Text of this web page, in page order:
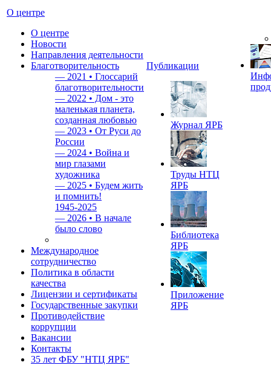
О центре
О центре
Новости
Направления деятельности
Благотворительность
— 2021 • Глоссарий
благотворительности
— 2022 • Дом - это
маленькая планета,
созданная любовью
— 2023 • От Руси до
России
— 2024 • Война и
мир глазами
художника
— 2025 • Будем жить
и помнить!
1945-2025
— 2026 • В начале
было слово
Международное
сотрудничество
Политика в области
качества
Лицензии и сертификаты
Государственные закупки
Противодействие
коррупции
Вакансии
Контакты
35 лет ФБУ "НТЦ ЯРБ"
Публикации
Журнал ЯРБ
Труды НТЦ
ЯРБ
Библиотека
ЯРБ
Приложение
ЯРБ